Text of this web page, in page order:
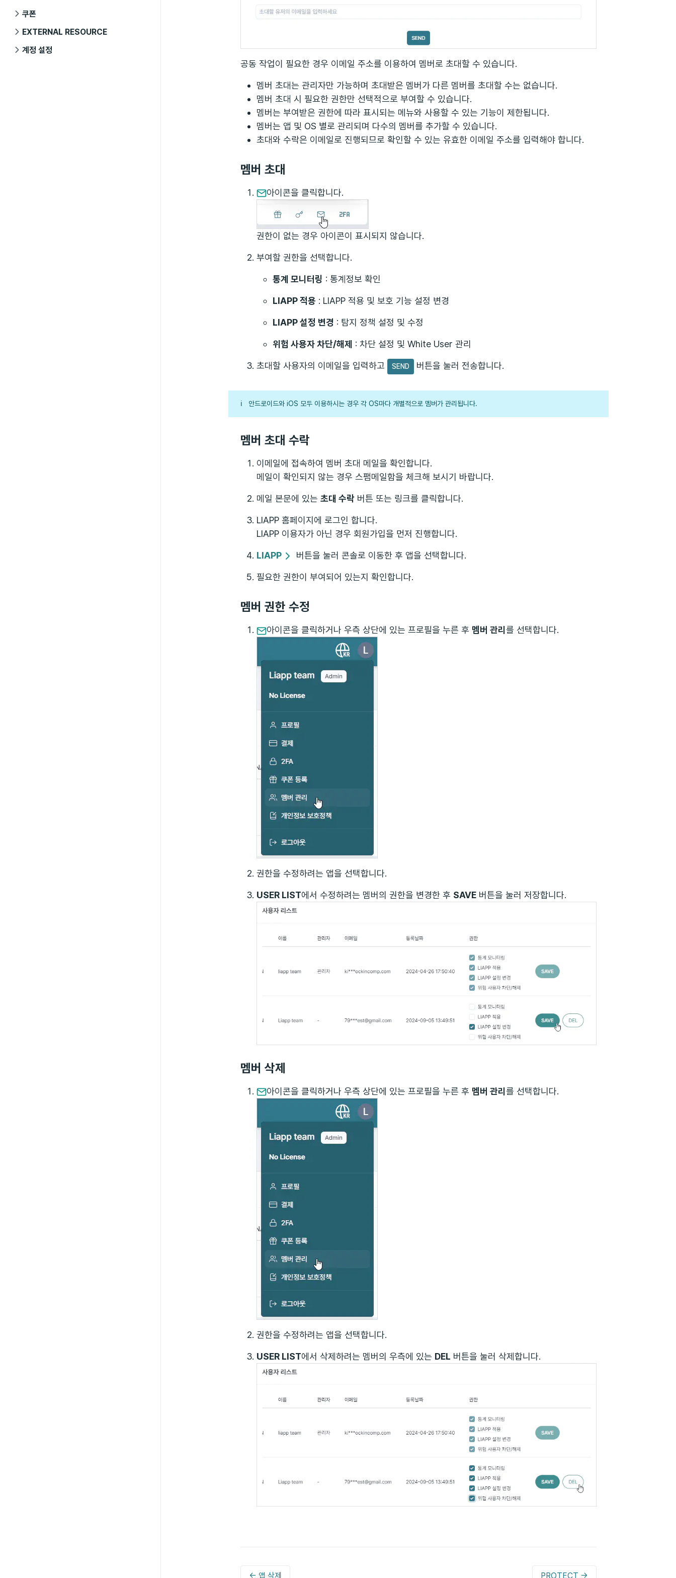
쿠폰
EXTERNAL RESOURCE
계정 설정
공동 작업이 필요한 경우 이메일 주소를 이용하여 멤버로 초대할 수 있습니다.
멤버 초대는 관리자만 가능하며 초대받은 멤버가 다른 멤버를 초대할 수는 없습니다.
멤버 초대 시 필요한 권한만 선택적으로 부여할 수 있습니다.
멤버는 부여받은 권한에 따라 표시되는 메뉴와 사용할 수 있는 기능이 제한됩니다.
멤버는 앱 및 OS 별로 관리되며 다수의 멤버를 추가할 수 있습니다.
초대와 수락은 이메일로 진행되므로 확인할 수 있는 유효한 이메일 주소를 입력해야 합니다.
멤버 초대
아이콘을 클릭합니다.
권한이 없는 경우 아이콘이 표시되지 않습니다.
부여할 권한을 선택합니다.
통계 모니터링 : 통계정보 확인
LIAPP 적용 : LIAPP 적용 및 보호 기능 설정 변경
LIAPP 설정 변경 : 탐지 정책 설정 및 수정
위험 사용자 차단/해제 : 차단 설정 및 White User 관리
초대할 사용자의 이메일을 입력하고 SEND 버튼을 눌러 전송합니다.
ℹ️ 안드로이드와 iOS 모두 이용하시는 경우 각 OS마다 개별적으로 멤버가 관리됩니다.
멤버 초대 수락
이메일에 접속하여 멤버 초대 메일을 확인합니다.
메일이 확인되지 않는 경우 스팸메일함을 체크해 보시기 바랍니다.
메일 본문에 있는 초대 수락 버튼 또는 링크를 클릭합니다.
LIAPP 홈페이지에 로그인 합니다.
LIAPP 이용자가 아닌 경우 회원가입을 먼저 진행합니다.
LIAPP 버튼을 눌러 콘솔로 이동한 후 앱을 선택합니다.
필요한 권한이 부여되어 있는지 확인합니다.
멤버 권한 수정
아이콘을 클릭하거나 우측 상단에 있는 프로필을 누른 후 멤버 관리 를 선택합니다.
권한을 수정하려는 앱을 선택합니다.
USER LIST에서 수정하려는 멤버의 권한을 변경한 후 SAVE 버튼을 눌러 저장합니다.
멤버 삭제
아이콘을 클릭하거나 우측 상단에 있는 프로필을 누른 후 멤버 관리 를 선택합니다.
권한을 수정하려는 앱을 선택합니다.
USER LIST에서 삭제하려는 멤버의 우측에 있는 DEL 버튼을 눌러 삭제합니다.
← 앱 삭제 PROTECT →